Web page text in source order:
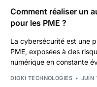
Comment réaliser un
pour les PME ?
La cybersécurité est une
PME, exposées à des
numérique en constante
DIOKI TECHNOLOGIES JUIN